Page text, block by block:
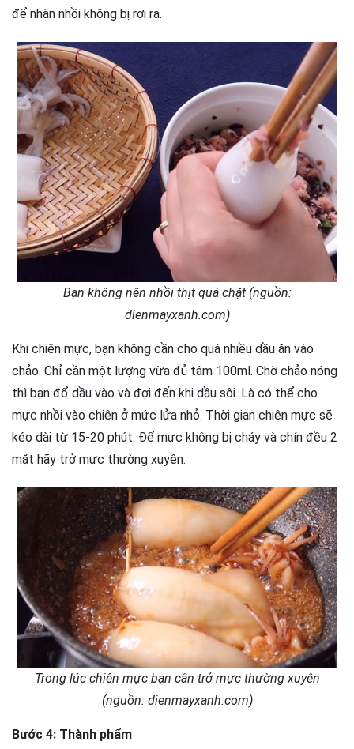
để nhân nhồi không bị rơi ra.
Bạn không nên nhồi thịt quá chặt (nguồn:
dienmayxanh.com)
Khi chiên mực, bạn không cần cho quá nhiều dầu ăn vào
chảo. Chỉ cần một lượng vừa đủ tâm 100ml. Chờ chảo nóng
thì bạn đổ dầu vào và đợi đến khi dầu sôi. Là có thể cho
mực nhồi vào chiên ở mức lửa nhỏ. Thời gian chiên mực sẽ
kéo dài từ 15-20 phút. Để mực không bị cháy và chín đều 2
mặt hãy trở mực thường xuyên.
Trong lúc chiên mực bạn cần trở mực thường xuyên
(nguồn: dienmayxanh.com)
Bước 4: Thành phẩm